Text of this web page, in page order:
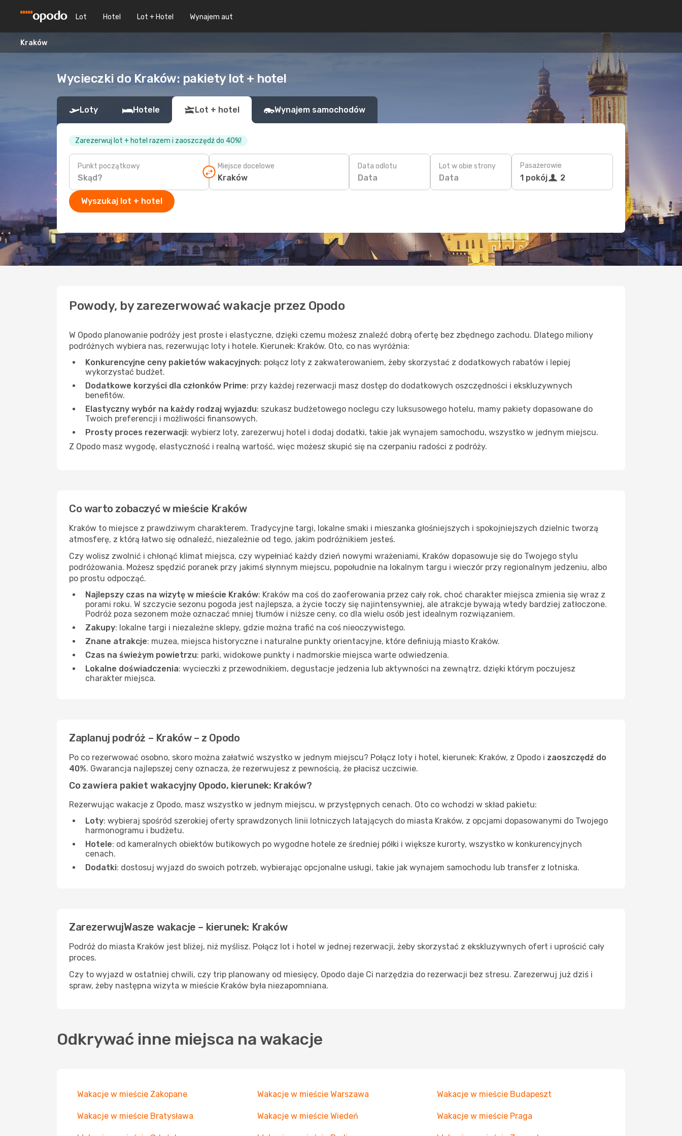
Lot Hotel Lot + Hotel Wynajem aut
Kraków
Wycieczki do Kraków: pakiety lot + hotel
Loty Hotele Lot + hotel Wynajem samochodów
Zarezerwuj lot + hotel razem i zaoszczędź do 40%!
Punkt początkowy Miejsce docelowe Data odlotu
Data
Lot w obie strony
Data
Pasażerowie
1 pokój 2
Wyszukaj lot + hotel
Powody, by zarezerwować wakacje przez Opodo
W Opodo planowanie podróży jest proste i elastyczne, dzięki czemu możesz znaleźć dobrą ofertę bez zbędnego zachodu. Dlatego miliony
podróżnych wybiera nas, rezerwując loty i hotele. Kierunek: Kraków. Oto, co nas wyróżnia:
Konkurencyjne ceny pakietów wakacyjnych: połącz loty z zakwaterowaniem, żeby skorzystać z dodatkowych rabatów i lepiej
wykorzystać budżet.
Dodatkowe korzyści dla członków Prime: przy każdej rezerwacji masz dostęp do dodatkowych oszczędności i ekskluzywnych
benefitów.
Elastyczny wybór na każdy rodzaj wyjazdu: szukasz budżetowego noclegu czy luksusowego hotelu, mamy pakiety dopasowane do
Twoich preferencji i możliwości finansowych.
Prosty proces rezerwacji: wybierz loty, zarezerwuj hotel i dodaj dodatki, takie jak wynajem samochodu, wszystko w jednym miejscu.
Z Opodo masz wygodę, elastyczność i realną wartość, więc możesz skupić się na czerpaniu radości z podróży.
Co warto zobaczyć w mieście Kraków
Kraków to miejsce z prawdziwym charakterem. Tradycyjne targi, lokalne smaki i mieszanka głośniejszych i spokojniejszych dzielnic tworzą
atmosferę, z którą łatwo się odnaleźć, niezależnie od tego, jakim podróżnikiem jesteś.
Czy wolisz zwolnić i chłonąć klimat miejsca, czy wypełniać każdy dzień nowymi wrażeniami, Kraków dopasowuje się do Twojego stylu
podróżowania. Możesz spędzić poranek przy jakimś słynnym miejscu, popołudnie na lokalnym targu i wieczór przy regionalnym jedzeniu, albo
po prostu odpocząć.
Najlepszy czas na wizytę w mieście Kraków: Kraków ma coś do zaoferowania przez cały rok, choć charakter miejsca zmienia się wraz z
porami roku. W szczycie sezonu pogoda jest najlepsza, a życie toczy się najintensywniej, ale atrakcje bywają wtedy bardziej zatłoczone.
Podróż poza sezonem może oznaczać mniej tłumów i niższe ceny, co dla wielu osób jest idealnym rozwiązaniem.
Zakupy: lokalne targi i niezależne sklepy, gdzie można trafić na coś nieoczywistego.
Znane atrakcje: muzea, miejsca historyczne i naturalne punkty orientacyjne, które definiują miasto Kraków.
Czas na świeżym powietrzu: parki, widokowe punkty i nadmorskie miejsca warte odwiedzenia.
Lokalne doświadczenia: wycieczki z przewodnikiem, degustacje jedzenia lub aktywności na zewnątrz, dzięki którym poczujesz
charakter miejsca.
Zaplanuj podróż – Kraków – z Opodo
Po co rezerwować osobno, skoro można załatwić wszystko w jednym miejscu? Połącz loty i hotel, kierunek: Kraków, z Opodo i zaoszczędź do
40%. Gwarancja najlepszej ceny oznacza, że rezerwujesz z pewnością, że płacisz uczciwie.
Co zawiera pakiet wakacyjny Opodo, kierunek: Kraków?
Rezerwując wakacje z Opodo, masz wszystko w jednym miejscu, w przystępnych cenach. Oto co wchodzi w skład pakietu:
Loty: wybieraj spośród szerokiej oferty sprawdzonych linii lotniczych latających do miasta Kraków, z opcjami dopasowanymi do Twojego
harmonogramu i budżetu.
Hotele: od kameralnych obiektów butikowych po wygodne hotele ze średniej półki i większe kurorty, wszystko w konkurencyjnych
cenach.
Dodatki: dostosuj wyjazd do swoich potrzeb, wybierając opcjonalne usługi, takie jak wynajem samochodu lub transfer z lotniska.
ZarezerwujWasze wakacje – kierunek: Kraków
Podróż do miasta Kraków jest bliżej, niż myślisz. Połącz lot i hotel w jednej rezerwacji, żeby skorzystać z ekskluzywnych ofert i uprościć cały
proces.
Czy to wyjazd w ostatniej chwili, czy trip planowany od miesięcy, Opodo daje Ci narzędzia do rezerwacji bez stresu. Zarezerwuj już dziś i
spraw, żeby następna wizyta w mieście Kraków była niezapomniana.
Odkrywać inne miejsca na wakacje
Wakacje w mieście Zakopane Wakacje w mieście Warszawa Wakacje w mieście Budapeszt
Wakacje w mieście Bratysława Wakacje w mieście Wiedeń Wakacje w mieście Praga